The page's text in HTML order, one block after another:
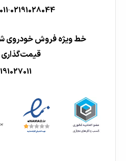
-02191028044
خط ویژه فروش خودروی